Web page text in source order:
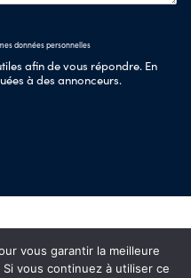
données personnelles
afin de vous répondre. En
à des annonceurs.
vous garantir la meilleure
vous continuez à utiliser ce